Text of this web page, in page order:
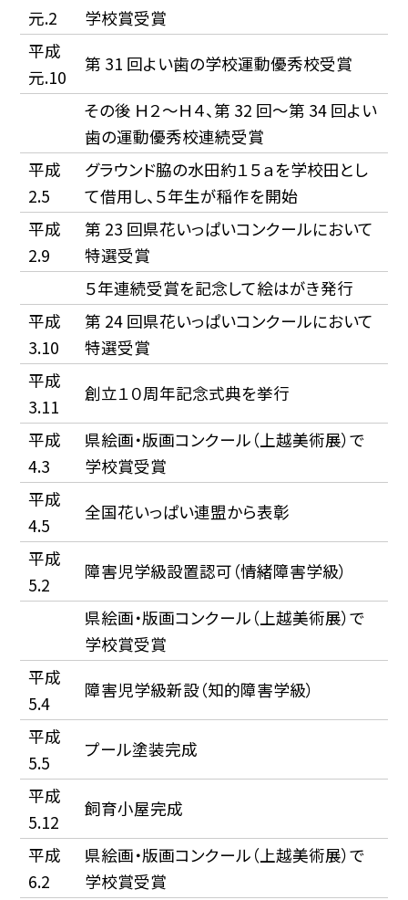
元.2
学校賞受賞
平成
元.10
第 31 回よい歯の学校運動優秀校受賞
その後 Ｈ２〜Ｈ４、第 32 回〜第 34 回よい
歯の運動優秀校連続受賞
平成
2.5
グラウンド脇の水田約１５ａを学校田とし
て借用し、５年生が稲作を開始
平成
2.9
第 23 回県花いっぱいコンクールにおいて
特選受賞
５年連続受賞を記念して絵はがき発行
平成
3.10
第 24 回県花いっぱいコンクールにおいて
特選受賞
平成
3.11
創立１０周年記念式典を挙行
平成
4.3
県絵画・版画コンクール（上越美術展）で
学校賞受賞
平成
4.5
全国花いっぱい連盟から表彰
平成
5.2
障害児学級設置認可（情緒障害学級）
県絵画・版画コンクール（上越美術展）で
学校賞受賞
平成
5.4
障害児学級新設（知的障害学級）
平成
5.5
プール塗装完成
平成
5.12
飼育小屋完成
平成
6.2
県絵画・版画コンクール（上越美術展）で
学校賞受賞